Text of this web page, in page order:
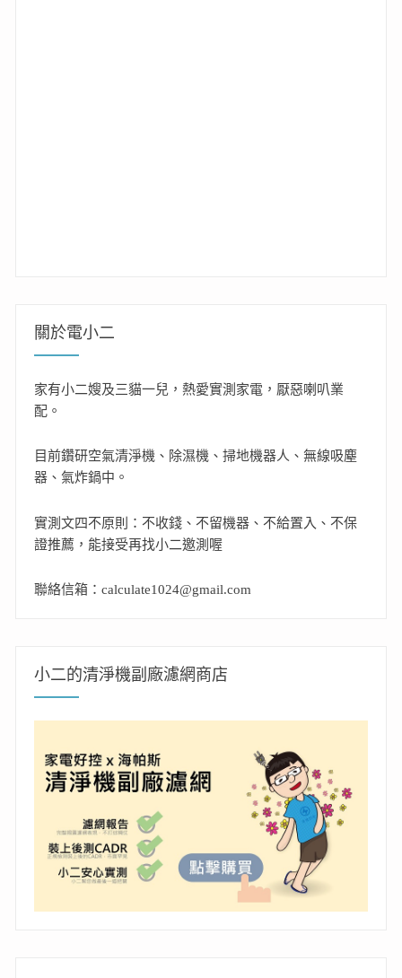
關於電小二
家有小二嫂及三貓一兒，熱愛實測家電，厭惡喇叭業
配。
目前鑽研空氣清淨機、除濕機、掃地機器人、無線吸塵
器、氣炸鍋中。
實測文四不原則：不收錢、不留機器、不給置入、不保
證推薦，能接受再找小二邀測喔
聯絡信箱：calculate1024@gmail.com
小二的清淨機副廠濾網商店